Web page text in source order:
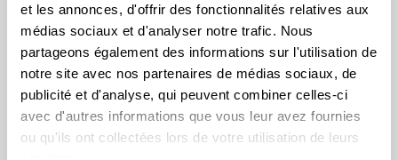
et les annonces, d'offrir des fonctionnalités relatives aux
médias sociaux et d'analyser notre trafic. Nous
partageons également des informations sur l'utilisation de
notre site avec nos partenaires de médias sociaux, de
publicité et d'analyse, qui peuvent combiner celles-ci
avec d'autres informations que vous leur avez fournies
ou qu'ils ont collectées lors de votre utilisation de leurs
La conciliation travail-famille+études est une préoccupation
de longue date des militants de la CSD.
Les trois axes majeurs de revendication de la Coalition.